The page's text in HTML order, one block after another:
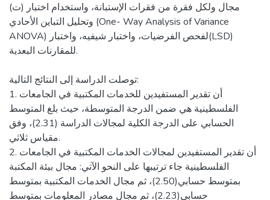
مجال ولكل فقرة من فقرات الإستبانة، واستخدام اختبار (ت)
وتحليل التباين الأحادي (One- Way Analysis of Variance
ANOVA) لفحص الفرضيات، واختبار شيفيه، واختبار(LSD)
للمقارنات البعدية.
توصلت الدراسة إلى النتائج التالية:
1. أن تقدير المستفيدين للخدمات المكتبية في الجامعات
الفلسطينية هي ضمن الدرجة المتوسطة، حيث بلغ المتوسط
الحسابي على الدرجة الكلية لمجالات الدراسة (2.31)، وفق
مقياس ثلاثي.
2. أن تقدير المستفيدين لمجالات الخدمات المكتبية في الجامعات
الفلسطينية جاء ترتيبها على النحو الآتي: مجال بيئة المكتبة
بمتوسط حسابي(2.50)، ثم مجال الخدمات المكتبية بمتوسط
حسابي(2.23)، ثم مجال مصادر المعلومات بمتوسط